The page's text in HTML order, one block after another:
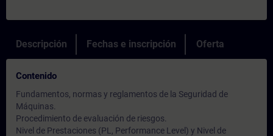
Descripción Fechas e inscripción Oferta
Contenido
Fundamentos, normas y reglamentos de la Seguridad de
Máquinas.
Procedimiento de evaluación de riesgos.
Nivel de Prestaciones (PL, Performance Level) y Nivel de